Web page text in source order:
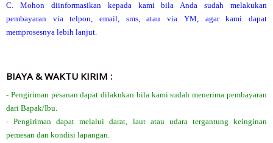
C. Mohon diinformasikan kepada kami bila Anda sudah melakukan
pembayaran via telpon, email, sms, atau via YM, agar kami dapat
memprosesnya lebih lanjut.
BIAYA & WAKTU KIRIM :
- Pengiriman pesanan dapat dilakukan bila kami sudah menerima pembayaran
dari Bapak/Ibu.
- Pengiriman dapat melalui darat, laut atau udara tergantung keinginan
pemesan dan kondisi lapangan.